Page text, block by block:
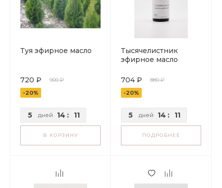
Туя эфирное масло
720 ₽
900 ₽
-20%
5 дней 14 : 11
В КОРЗИНУ
Тысячелистник
эфирное масло
704 ₽
880 ₽
-20%
5 дней 14 : 11
ПОДРОБНЕЕ